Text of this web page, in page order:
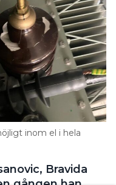
inom el i hela
Bravida